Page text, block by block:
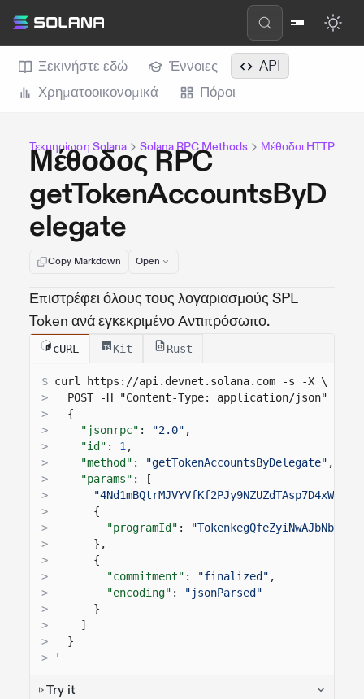
Ξεκινήστε εδώ Έννοιες
API
Χρηματοοικονομικά
Πόροι
Τεκμηρίωση Solana Solana RPC Methods Μέθοδοι HTTP
Μέθοδος RPC
getTokenAccountsByD
elegate
Copy Markdown Open
Επιστρέφει όλους τους λογαριασμούς SPL
Token ανά εγκεκριμένο Αντιπρόσωπο.
cURL Kit Rust
$ curl https://api.devnet.solana.com -s -X \
>
POST -H "Content-Type: application/json" -d
>
{
>
"jsonrpc" : "2.0" ,
>
"id" : 1 ,
>
"method" : "getTokenAccountsByDelegate" ,
>
"params" : [
>
>
{
>
"programId" :
>
},
>
{
>
"commitment" : "finalized" ,
>
"encoding" :
"jsonParsed"
>
}
>
]
>
}
>
'
Try it